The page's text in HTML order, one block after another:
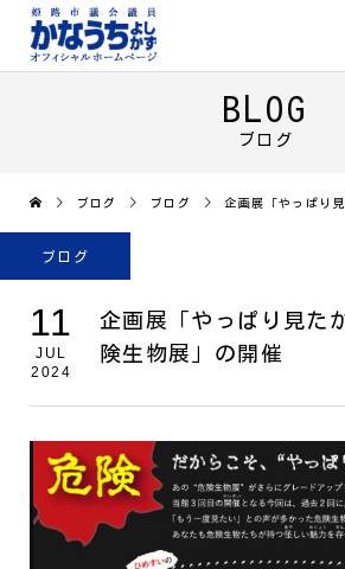
BLOG
ブログ
ブログ ブログ 企画展「やっぱり見たか
ブログ
11
JUL
2024
企画展「やっぱり見た
険生物展」の開催